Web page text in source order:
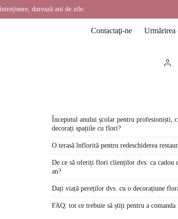
durează ani de zile.
Contactaţi-ne Urmărirea
Începutul anului școlar pentru profesioniști,
decorați spațiile cu flori?
O terasă înflorită pentru redeschiderea
De ce să oferiți flori clienților dvs. ca cadou
an?
Dați viață pereților dvs. cu o decorațiune
FAQ: tot ce trebuie să știți pentru a